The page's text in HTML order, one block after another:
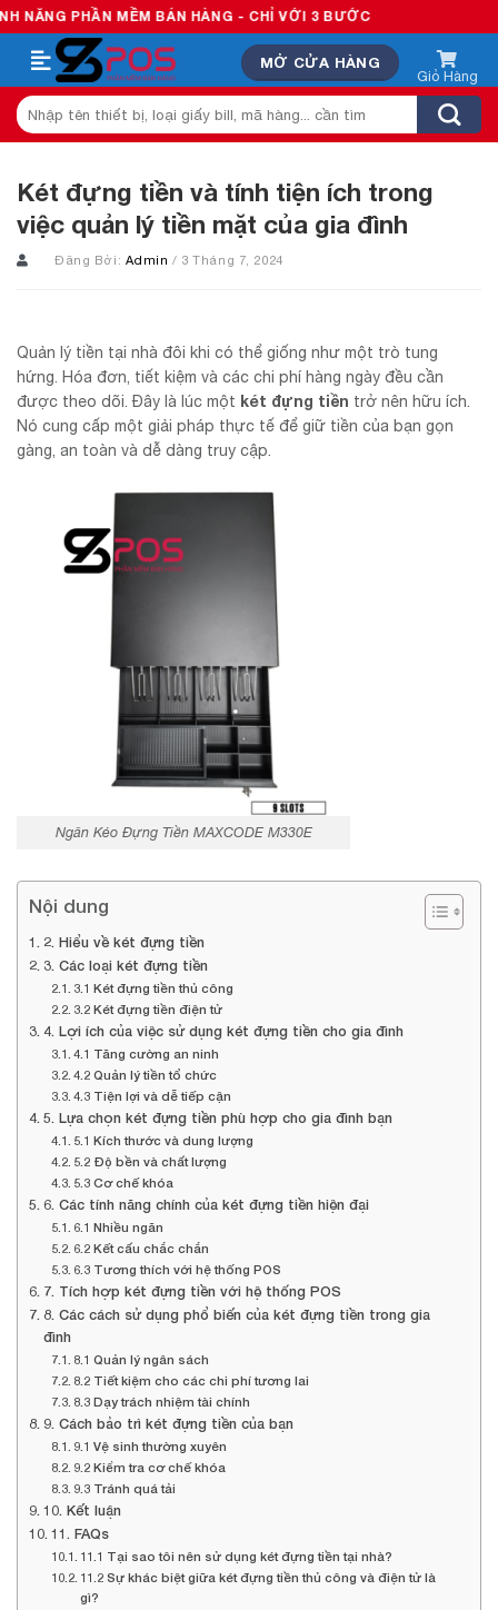
Skip
to
content
MỀM BÁN HÀNG - CHỈ VỚI 3 BƯỚC
MỞ CỬA HÀNG
Tìm
kiếm:
Két đựng tiền và tính tiện ích trong
việc quản lý tiền mặt của gia đình
Đăng Bởi: Admin/ 3 Tháng 7, 2024
Quản lý tiền tại nhà đôi khi có thể giống như một trò tung
hứng. Hóa đơn, tiết kiệm và các chi phí hàng ngày đều cần
được theo dõi. Đây là lúc một két đựng tiền trở nên hữu ích.
Nó cung cấp một giải pháp thực tế để giữ tiền của bạn gọn
gàng, an toàn và dễ dàng truy cập.
Ngăn Kéo Đựng Tiền MAXCODE M330E
Nội dung
2. Hiểu về két đựng tiền
3. Các loại két đựng tiền
3.1 Két đựng tiền thủ công
3.2 Két đựng tiền điện tử
4. Lợi ích của việc sử dụng két đựng tiền cho gia đình
4.1 Tăng cường an ninh
4.2 Quản lý tiền tổ chức
4.3 Tiện lợi và dễ tiếp cận
5. Lựa chọn két đựng tiền phù hợp cho gia đình bạn
5.1 Kích thước và dung lượng
5.2 Độ bền và chất lượng
5.3 Cơ chế khóa
6. Các tính năng chính của két đựng tiền hiện đại
6.1 Nhiều ngăn
6.2 Kết cấu chắc chắn
6.3 Tương thích với hệ thống POS
7. Tích hợp két đựng tiền với hệ thống POS
8. Các cách sử dụng phổ biến của két đựng tiền trong gia
đình
8.1 Quản lý ngân sách
8.2 Tiết kiệm cho các chi phí tương lai
8.3 Dạy trách nhiệm tài chính
9. Cách bảo trì két đựng tiền của bạn
9.1 Vệ sinh thường xuyên
9.2 Kiểm tra cơ chế khóa
9.3 Tránh quá tải
10. Kết luận
11. FAQs
11.1 Tại sao tôi nên sử dụng két đựng tiền tại nhà?
11.2 Sự khác biệt giữa két đựng tiền thủ công và điện tử là
gì?